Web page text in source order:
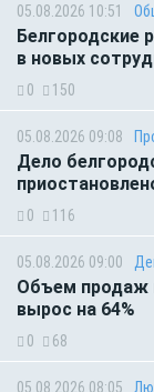
05.08.2026 10:51
Белгородские
в новых
0 150
05.08.2026 09:08
Дело
0 116
05.08.2026 09:00
Объем продаж
вырос на 64%
0 68
05.08.2026 08:05